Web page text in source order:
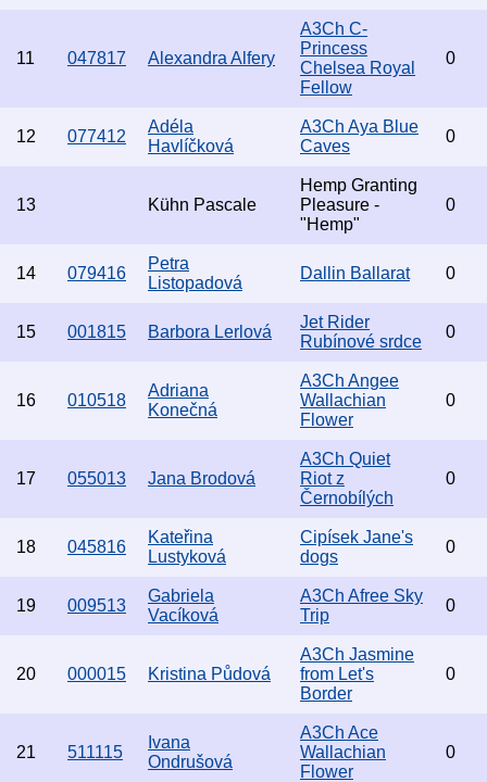
11 047817 Alexandra Alfery
A3Ch C-
Princess
Chelsea Royal
Fellow
0
12 077412
Adéla
Havlíčková
A3Ch Aya Blue
Caves
0
13 Kühn Pascale
Hemp Granting
Pleasure -
"Hemp"
0
14 079416
Petra
Listopadová
Dallin Ballarat 0
15 001815 Barbora Lerlová
Jet Rider
Rubínové srdce
0
16 010518
Adriana
Konečná
A3Ch Angee
Wallachian
Flower
0
17 055013 Jana Brodová
A3Ch Quiet
Riot z
Černobílých
0
18 045816
Kateřina
Lustyková
Cipísek Jane's
dogs
0
19 009513
Gabriela
Vacíková
A3Ch Afree Sky
Trip
0
20 000015 Kristina Půdová
A3Ch Jasmine
from Let's
Border
0
21 511115
Ivana
Ondrušová
A3Ch Ace
Wallachian
Flower
0